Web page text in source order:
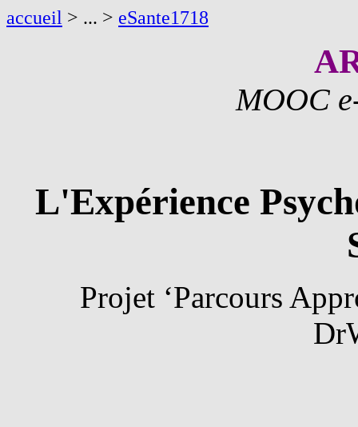
accueil > ... > eSante1718
MOOC
L'Expérience
Projet ‘Parcours